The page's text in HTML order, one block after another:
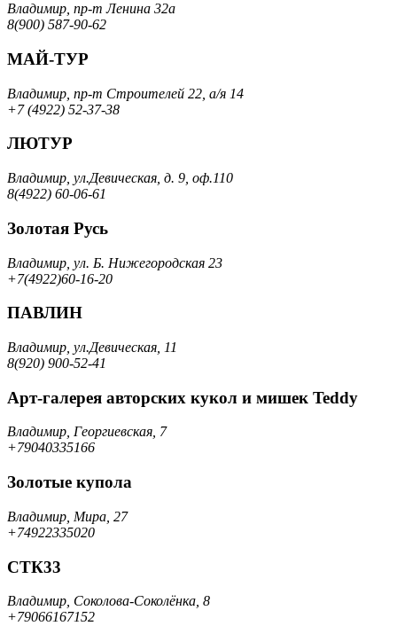
Владимир, пр-т Ленина 32а
8(900) 587-90-62
МАЙ-ТУР
Владимир, пр-т Строителей 22, а/я 14
+7 (4922) 52-37-38
ЛЮТУР
Владимир, ул.Девическая, д. 9, оф.110
8(4922) 60-06-61
Золотая Русь
Владимир, ул. Б. Нижегородская 23
+7(4922)60-16-20
ПАВЛИН
Владимир, ул.Девическая, 11
8(920) 900-52-41
Арт-галерея авторских кукол и мишек Teddy
Владимир, Георгиевская, 7
+79040335166
Золотые купола
Владимир, Мира, 27
+74922335020
СТК33
Владимир, Соколова-Соколёнка, 8
+79066167152